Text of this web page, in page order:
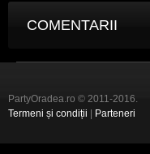
COMENTARII
PartyOradea.ro © 2011-2016.
Termeni și condiții
Parteneri